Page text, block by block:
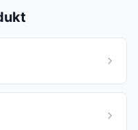
findest du eine
Stile und Größen